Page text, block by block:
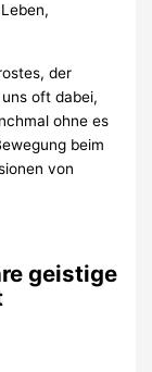
der
oft dabei,
ohne es
beim
von
geistige